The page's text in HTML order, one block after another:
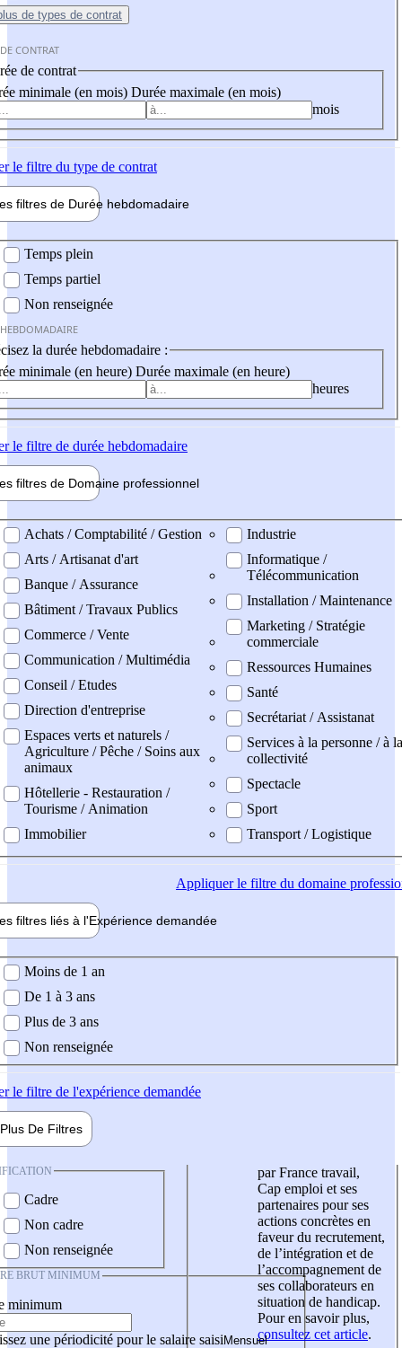
de types de contrat
CONTRAT
de contrat
minimale (en mois) Durée maximale (en mois)
mois
le filtre du type de contrat
filtres de Durée hebdomadaire
Temps plein
Temps partiel
Non renseignée
la durée hebdomadaire :
minimale (en heure) Durée maximale (en heure)
heures
le filtre de durée hebdomadaire
filtres de Domaine professionnel
professionel
Achats / Comptabilité / Gestion
Arts / Artisanat d'art
Banque / Assurance
Bâtiment / Travaux Publics
Commerce / Vente
Communication / Multimédia
Conseil / Etudes
Direction d'entreprise
Espaces verts et naturels /
Agriculture / Pêche / Soins aux
animaux
Hôtellerie - Restauration /
Tourisme / Animation
Immobilier
Industrie
Informatique /
Télécommunication
Installation / Maintenance
Marketing / Stratégie
commerciale
Ressources Humaines
Santé
Secrétariat / Assistanat
Services à la personne / à la
collectivité
Spectacle
Sport
Transport / Logistique
Appliquerle filtre du domaine
filtres liés à l'Expérience demandée
demandée
Moins de 1 an
De 1 à 3 ans
Plus de 3 ans
Non renseignée
le filtre de l'expérience demandée
Plus De Filtres
Cadre
Non cadre
Non renseignée
BRUT MINIMUM
minimum
une périodicité pour le salaire saisi
par France travail,
Cap emploi et ses
partenaires pour ses
actions concrètes en
faveur du recrutement,
de l’intégration et de
l’accompagnement de
ses collaborateurs en
situation de handicap.
Pour en savoir plus,
consultez cet article.